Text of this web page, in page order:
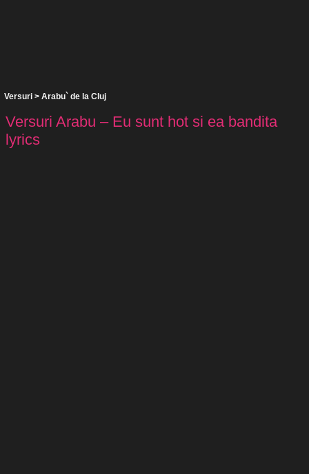
Versuri > Arabu` de la Cluj
Versuri Arabu – Eu sunt hot si ea bandita
lyrics